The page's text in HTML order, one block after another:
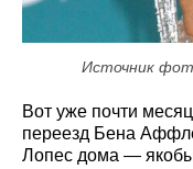
Источник
Вот уже почти
переезд Бена
Лопес дома — якобы